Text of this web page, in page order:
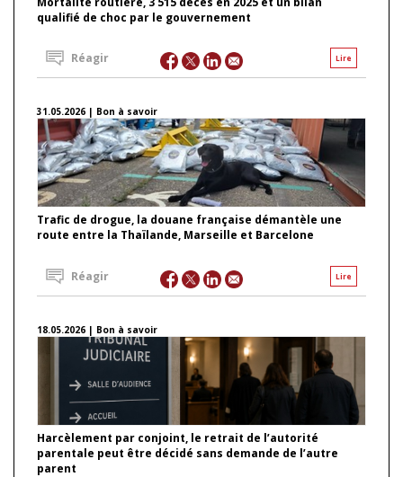
qualifié de choc par le gouvernement
Lire
Réagir
31.05.2026 | Bon à savoir
Trafic de drogue, la douane française démantèle une
route entre la Thaïlande, Marseille et Barcelone
Lire
Réagir
18.05.2026 | Bon à savoir
Harcèlement par conjoint, le retrait de l’autorité
parentale peut être décidé sans demande de l’autre
parent